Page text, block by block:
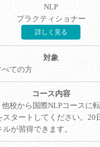
NLP
プラクティショナー
詳しく見る
べての方
校から国際NLPコースに
タートしてください。20
が習得できます。